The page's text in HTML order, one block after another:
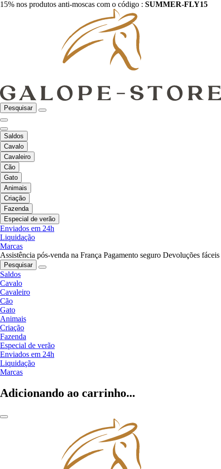
15% nos produtos anti-moscas com o código : SUMMER-FLY15
Pesquisar
Saldos
Cavalo
Cavaleiro
Cão
Gato
Animais
Criação
Fazenda
Especial de verão
Enviados em 24h
Liquidação
Marcas
Assistência pós-venda na França Pagamento seguro Devoluções fáceis
Pesquisar
Saldos
Cavalo
Cavaleiro
Cão
Gato
Animais
Criação
Fazenda
Especial de verão
Enviados em 24h
Liquidação
Marcas
Adicionando ao carrinho...